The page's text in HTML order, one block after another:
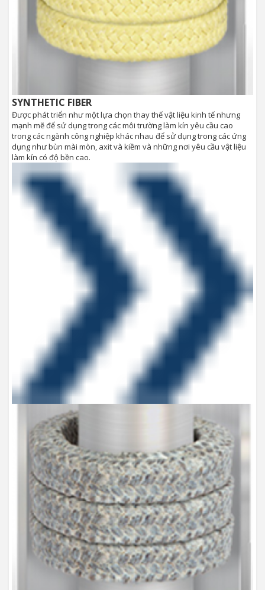
SYNTHETIC FIBER
Được phát triển như một lựa chọn thay thế vật liệu kinh tế nhưng
mạnh mẽ để sử dụng trong các môi trường làm kín yêu cầu cao
trong các ngành công nghiệp khác nhau để sử dụng trong các ứng
dụng như bùn mài mòn, axit và kiềm và những nơi yêu cầu vật liệu
làm kín có độ bền cao.